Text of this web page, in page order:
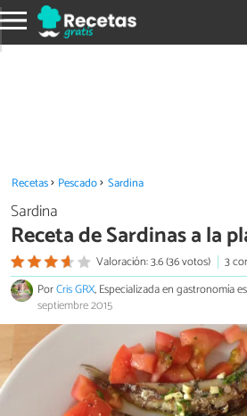
Recetas Pescado Sardina
Sardina
Receta de Sardinas a la
Valoración: 3.6 (36 votos)
3
PorCris GRX, Especializada en gastronomía
septiembre 2015